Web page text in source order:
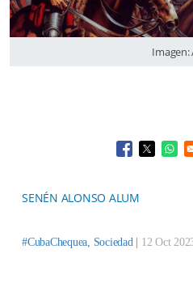
Imagen:
Opens in a
Opens
SENÉN ALONSO ALUM
#CubaChequea, Sociedad 12 Oct